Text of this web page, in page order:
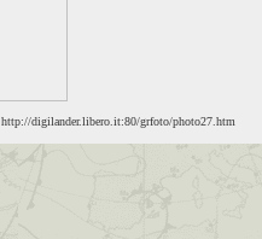
http://digilander.libero.it:80/grfoto/photo27.htm